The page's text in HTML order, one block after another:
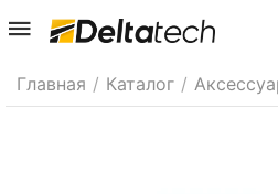
Главная / Каталог /